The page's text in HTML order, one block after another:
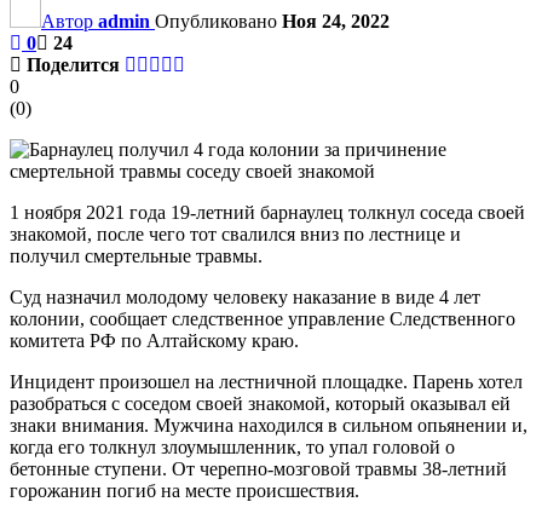
Автор admin Опубликовано Ноя 24, 2022
0
24
Поделится
0
(0)
1 ноября 2021 года 19-летний барнаулец толкнул соседа своей
знакомой, после чего тот свалился вниз по лестнице и
получил смертельные травмы.
Суд назначил молодому человеку наказание в виде 4 лет
колонии, сообщает следственное управление Следственного
комитета РФ по Алтайскому краю.
Инцидент произошел на лестничной площадке. Парень хотел
разобраться с соседом своей знакомой, который оказывал ей
знаки внимания. Мужчина находился в сильном опьянении и,
когда его толкнул злоумышленник, то упал головой о
бетонные ступени. От черепно-мозговой травмы 38-летний
горожанин погиб на месте происшествия.